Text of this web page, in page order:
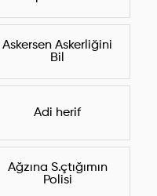
Askersen Askerliğini
Bil
Adi herif
Ağzına S.çtığımın
Polisi